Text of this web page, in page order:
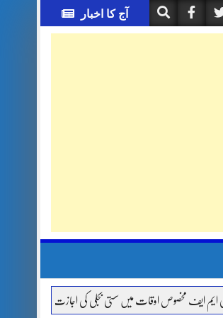
آج کا اخبار
مخصوص اوقات میں سستی بجلی کی اجازت نہیں دے رہا، وفاقی وزیر